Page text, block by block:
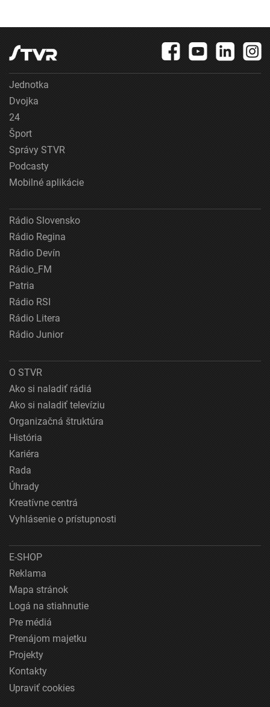
Jednotka
Dvojka
24
Šport
Správy STVR
Podcasty
Mobilné aplikácie
Rádio Slovensko
Rádio Regina
Rádio Devín
Rádio_FM
Patria
Rádio RSI
Rádio Litera
Rádio Junior
O STVR
Ako si naladiť rádiá
Ako si naladiť televíziu
Organizačná štruktúra
História
Kariéra
Rada
Úhrady
Kreatívne centrá
Vyhlásenie o prístupnosti
E-SHOP
Reklama
Mapa stránok
Logá na stiahnutie
Pre médiá
Prenájom majetku
Projekty
Kontakty
Upraviť cookies